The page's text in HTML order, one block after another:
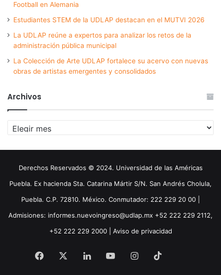
Football en Alemania
Estudiantes STEM de la UDLAP destacan en el MUTVI 2026
La UDLAP reúne a expertos para analizar los retos de la
administración pública municipal
La Colección de Arte UDLAP fortalece su acervo con nuevas
obras de artistas emergentes y consolidados
Archivos
Archivos
Derechos Reservados © 2024. Universidad de las Américas
Puebla. Ex hacienda Sta. Catarina Mártir S/N. San Andrés Cholula,
Puebla. C.P. 72810. México. Conmutador: 222 229 20 00 |
Admisiones: informes.nuevoingreso@udlap.mx +52 222 229 2112,
+52 222 229 2000 | Aviso de privacidad
Facebook LinkedInYouTubeInstagram